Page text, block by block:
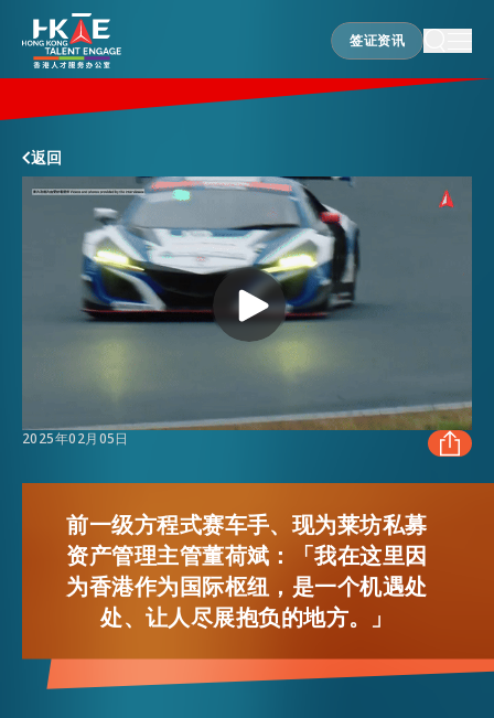
签证资讯
签证资讯
香港优势
居港须知
人才支援
就业资讯
在港营商
活动情报
最新消息
返回
2025年02月05日
FACEBOOK
LINKEDIN
前一级方程式赛车手、现为莱坊私募
资产管理主管董荷斌：「我在这里因
为香港作为国际枢纽，是一个机遇处
处、让人尽展抱负的地方。」